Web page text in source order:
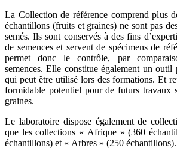
La Collection de référence comprend plus
échantillons (fruits et graines) ne sont pas
semés. Ils sont conservés à des fins
de semences et servent de spécimens de
permet donc le contrôle, par
semences. Elle constitue également un outil
qui peut être utilisé lors des formations. Et
formidable potentiel pour de futurs travaux
graines.
Le laboratoire dispose également de
que les collections « Afrique » (360
échantillons) et « Arbres » (250 échantillons).